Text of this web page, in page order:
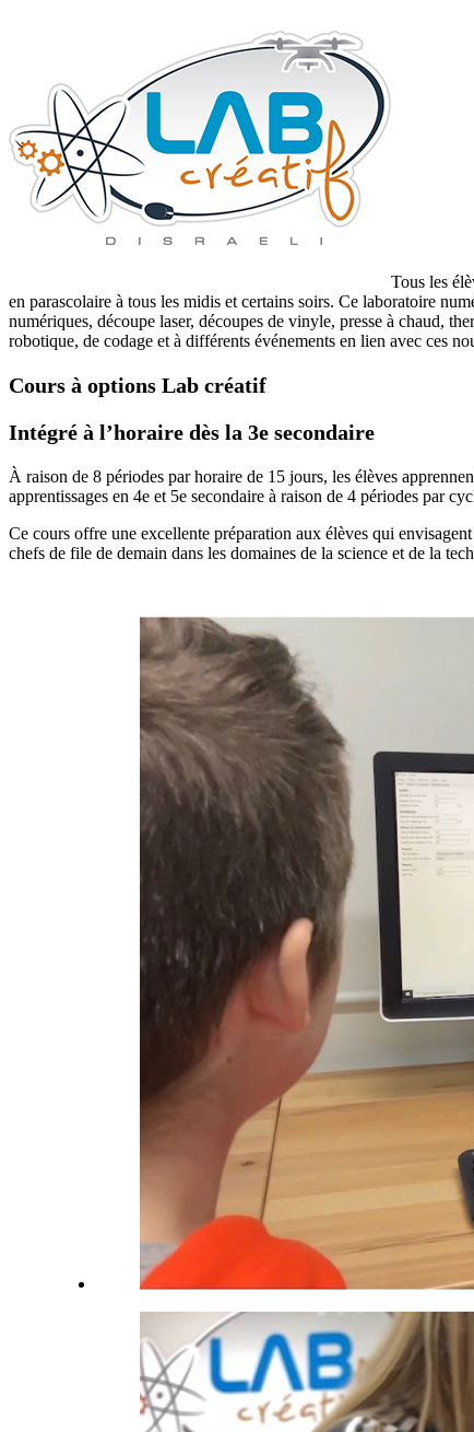
Tous les
en parascolaire à tous les midis et certains soirs. Ce laboratoire
numériques, découpe laser, découpes de vinyle, presse à chaud,
robotique, de codage et à différents événements en lien avec ces
Cours à options Lab créatif
Intégré à l’horaire dès la 3e secondaire
À raison de 8 périodes par horaire de 15 jours, les élèves
apprentissages en 4e et 5e secondaire à raison de 4 périodes par
Ce cours offre une excellente préparation aux élèves qui
chefs de file de demain dans les domaines de la science et de la